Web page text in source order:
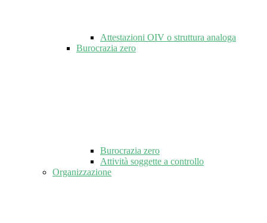
Attestazioni OIV o struttura analoga
Burocrazia zero
Burocrazia zero
Attività soggette a controllo
Organizzazione